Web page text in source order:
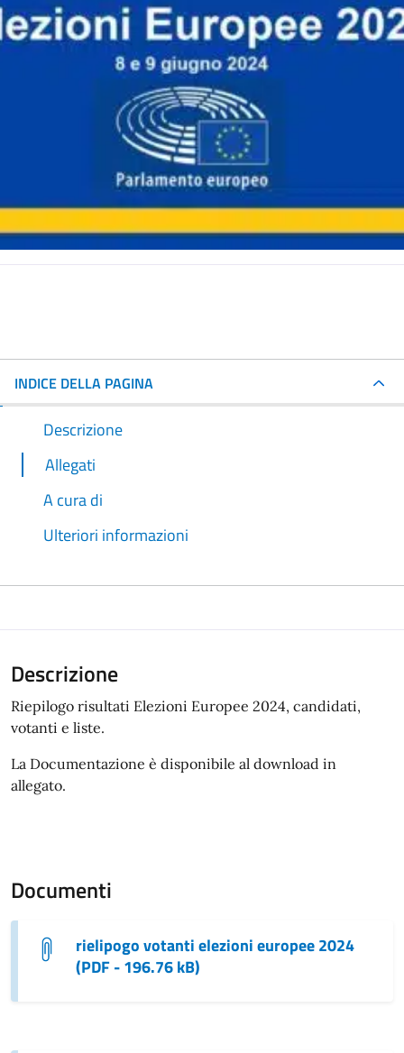
INDICE DELLA PAGINA
Descrizione
Allegati
A cura di
Ulteriori informazioni
Descrizione
Riepilogo risultati Elezioni Europee 2024, candidati,
votanti e liste.
La Documentazione è disponibile al download in
allegato.
Documenti
rielipogo votanti elezioni europee 2024
(PDF - 196.76 kB)